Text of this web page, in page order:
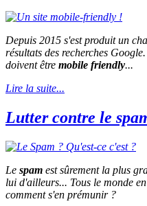
Depuis 2015 s'est produit un
résultats des recherches
doivent être mobile friendly...
Lire la suite...
Lutter contre le
Le spam est sûrement la plus
lui d'ailleurs... Tous le monde
comment s'en prémunir ?